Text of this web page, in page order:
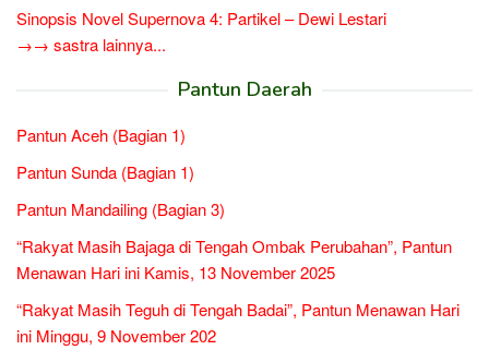
Sinopsis Novel Supernova 4: Partikel – Dewi Lestari
→→ sastra lainnya...
Pantun Daerah
Pantun Aceh (Bagian 1)
Pantun Sunda (Bagian 1)
Pantun Mandailing (Bagian 3)
“Rakyat Masih Bajaga di Tengah Ombak Perubahan”, Pantun
Menawan Hari ini Kamis, 13 November 2025
“Rakyat Masih Teguh di Tengah Badai”, Pantun Menawan Hari
ini Minggu, 9 November 202